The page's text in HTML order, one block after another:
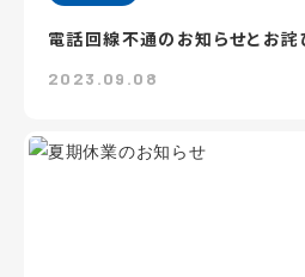
電話回線不通のお知らせとお詫
2023.09.08